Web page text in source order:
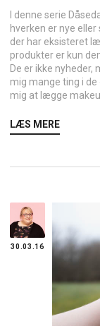
I denne serie
hverken er nye
der har eksisteret
produkter er kun
De er ikke nyheder,
mig mange ting i
mig at lægge
LÆS MERE
30.03.16